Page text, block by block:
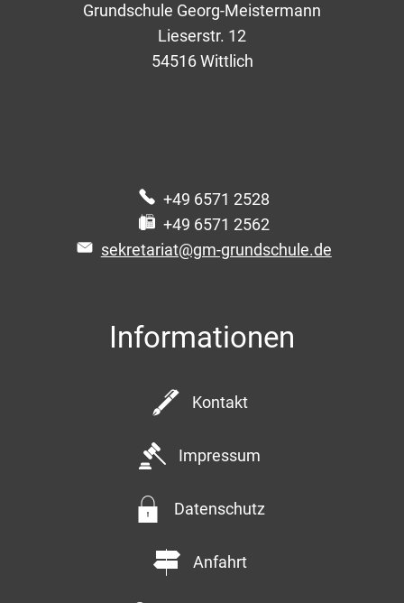
Grundschule Georg-Meistermann
Lieserstr. 12
54516 Wittlich
+49 6571 2528
+49 6571 2562
sekretariat@gm-grundschule.de
Informationen
Kontakt
Impressum
Datenschutz
Anfahrt